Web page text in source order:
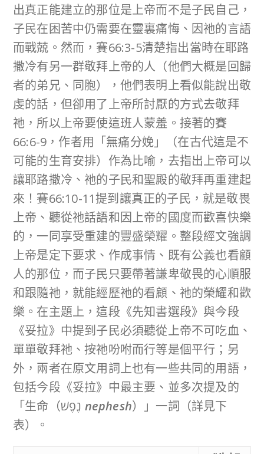
出真正能建立的那位是上帝而不是子民自己，
子民在困苦中仍需要在靈裏痛悔、因祂的言語
而戰兢。然而，賽66:3-5清楚指出當時在耶路
撒冷有另一群敬拜上帝的人（他們大概是回歸
者的弟兄、同胞），他們表明上看似能說出敬
虔的話，但卻用了上帝所討厭的方式去敬拜
祂，所以上帝要使這班人蒙羞。接著的賽
66:6-9，作者用「無痛分娩」（在古代這是不
可能的生育安排）作為比喻，去指出上帝可以
讓耶路撒冷、祂的子民和聖殿的敬拜再重建起
來！賽66:10-11提到讓真正的子民，就是敬畏
上帝、聽從祂話語和因上帝的國度而歡喜快樂
的，一同享受重建的豐盛榮耀。整段經文強調
上帝是定下要求、作成事情、既有公義也看顧
人的那位，而子民只要帶著謙卑敬畏的心順服
和跟隨祂，就能經歷祂的看顧、祂的榮耀和歡
樂。在主題上，這段《先知書選段》與今段
《妥拉》中提到子民必須聽從上帝不可吃血、
單單敬拜祂、按祂吩咐而行等是個平行；另
外，兩者在原文用詞上也有一些共同的用語，
包括今段《妥拉》中最主要、並多次提及的
nephesh）」一詞（詳見下
表）。